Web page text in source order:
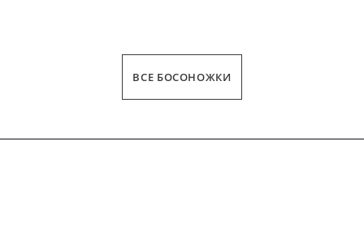
ВСЕ БОСОНОЖКИ